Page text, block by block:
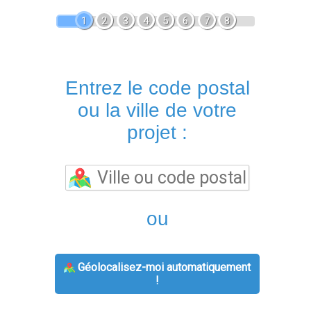
1 2 3 4 5 6 7 8
Entrez le code postal
ou la ville de votre
projet :
ou
Géolocalisez-moi automatiquement
!